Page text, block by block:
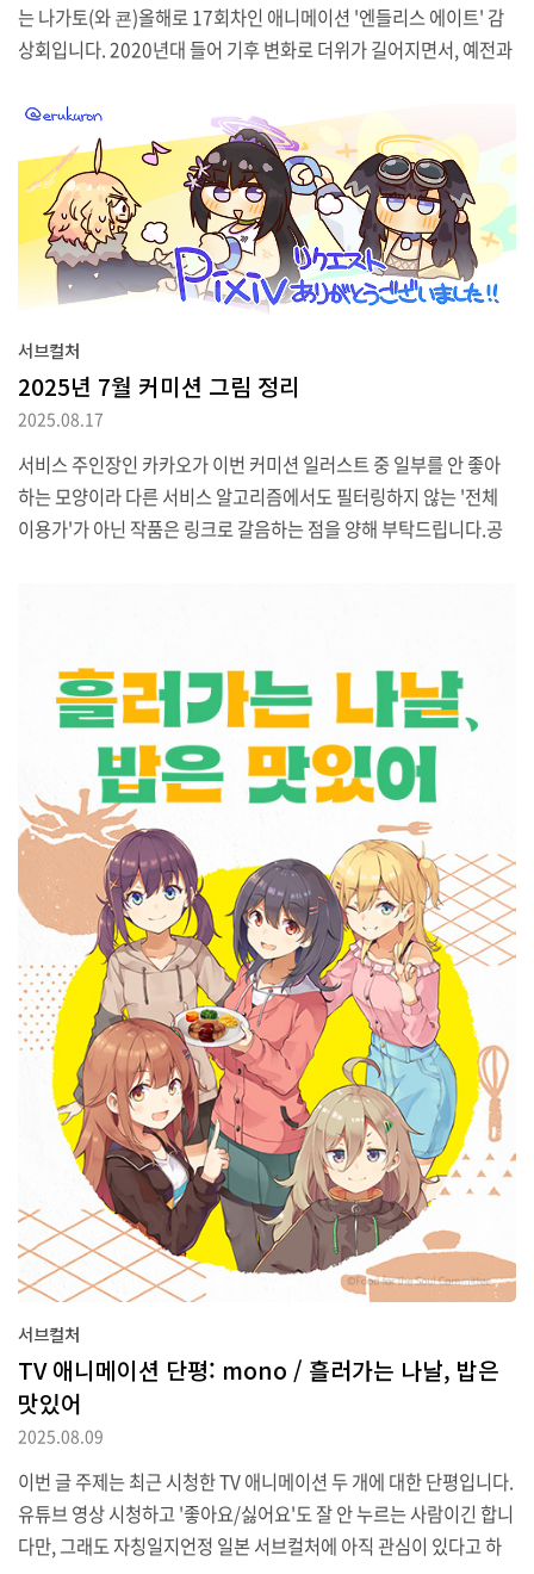
는 나가토(와 쿈)올해로 17회차인 애니메이션 '엔들리스 에이트' 감
상회입니다. 2020년대 들어 기후 변화로 더위가 길어지면서, 예전과
얀 구름을 자주 보게 된다는 생각을 했네요.작년 엔들리스 에이트 기
간에 발표했던 하루히 단행본 신간 "극장"의 한국어판 발매는 어떻게
되려나 싶었는데, 의외로 동시발매하였지요. 작년 글에도 썼듯이 아
무리 NT노벨 브랜드가 개점휴업이라지만, 아예 사업 정리할 게 아니
라면 라노벨 큰 손인 KADOKAWA와 계약으로 척을 지고 싶지는 않았
겠지요.공식 소셜 미디어는 지난 해에 이어 엔들리스 에이트 기간에
소설판 대사와 삽화를 올렸습니다. ..
서브컬처
2025년 7월 커미션 그림 정리
2025.08.17
서비스 주인장인 카카오가 이번 커미션 일러스트 중 일부를 안 좋아
하는 모양이라 다른 서비스 알고리즘에서도 필터링하지 않는 '전체
이용가'가 아닌 작품은 링크로 갈음하는 점을 양해 부탁드립니다.공
크).아이디어 자체는 한동안 갖고 있었는데 리오 의상 콘셉트가 정장
이어서 그렇게 효과가 있으려나? 싶어 차일피일 미루었는데, 생각보
다 잘 어울리게 나와서 작가분꼐 감사할 따름입니다.다음 그림은 SA
NJ 작가 작품인데요(기간은 7월 2일에서 17일)...
서브컬처
TV 애니메이션 단평: mono / 흘러가는 나날, 밥은
맛있어
2025.08.09
이번 글 주제는 최근 시청한 TV 애니메이션 두 개에 대한 단평입니다.
유튜브 영상 시청하고 '좋아요/싫어요'도 잘 안 누르는 사람이긴 합니
다만, 그래도 자칭일지언정 일본 서브컬처에 아직 관심이 있다고 하